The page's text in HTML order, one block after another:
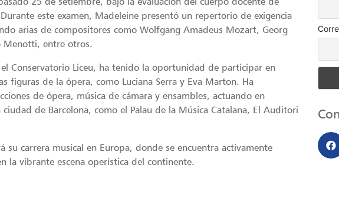
este examen, Madeleine presentó un repertorio de exigencia
arias de compositores como Wolfgang Amadeus Mozart, Georg
Menotti, entre otros.
Conservatorio Liceu, ha tenido la oportunidad de participar en
figuras de la ópera, como Luciana Serra y Eva Marton. Ha
de ópera, música de cámara y ensambles, actuando en
de Barcelona, como el Palau de la Música Catalana, El Auditori
su carrera musical en Europa, donde se encuentra activamente
la vibrante escena operística del continente.